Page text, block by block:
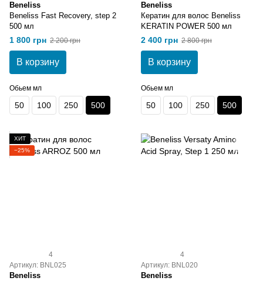
Beneliss
Beneliss Fast Recovery, step 2
500 мл
1 800 грн 2 200 грн
В корзину
Обьем мл
50 100 250 500
Beneliss
Кератин для волос Beneliss
KERATIN POWER 500 мл
2 400 грн 2 800 грн
В корзину
Обьем мл
50 100 250 500
ХИТ
−25%
4
Артикул: BNL025
Beneliss
4
Артикул: BNL020
Beneliss